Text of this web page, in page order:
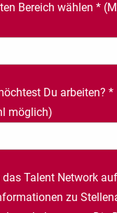
Bereich wählen *
Du arbeiten? *
möglich)
das Talent Network
zu